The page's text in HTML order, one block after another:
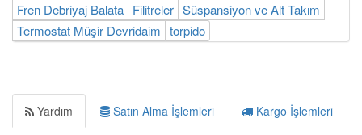
Fren Debriyaj Balata Filitreler Süspansiyon ve Alt Takım
Termostat Müşir Devridaim torpido
Yardım Satın Alma İşlemleri Kargo İşlemleri